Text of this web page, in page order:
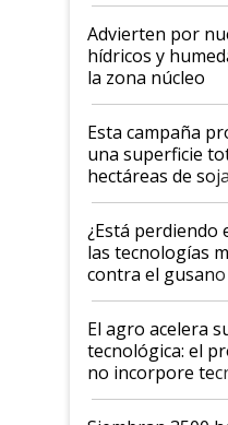
Advierten por
hídricos y
la zona núcleo
Esta campaña
una superficie
hectáreas de
con una nueva
variedades que
salto
rendimiento
¿Está perdiendo
las tecnologías
contra el gusano
desafío de una
El agro acelera
tecnológica: el
no incorpore
perder el tren"